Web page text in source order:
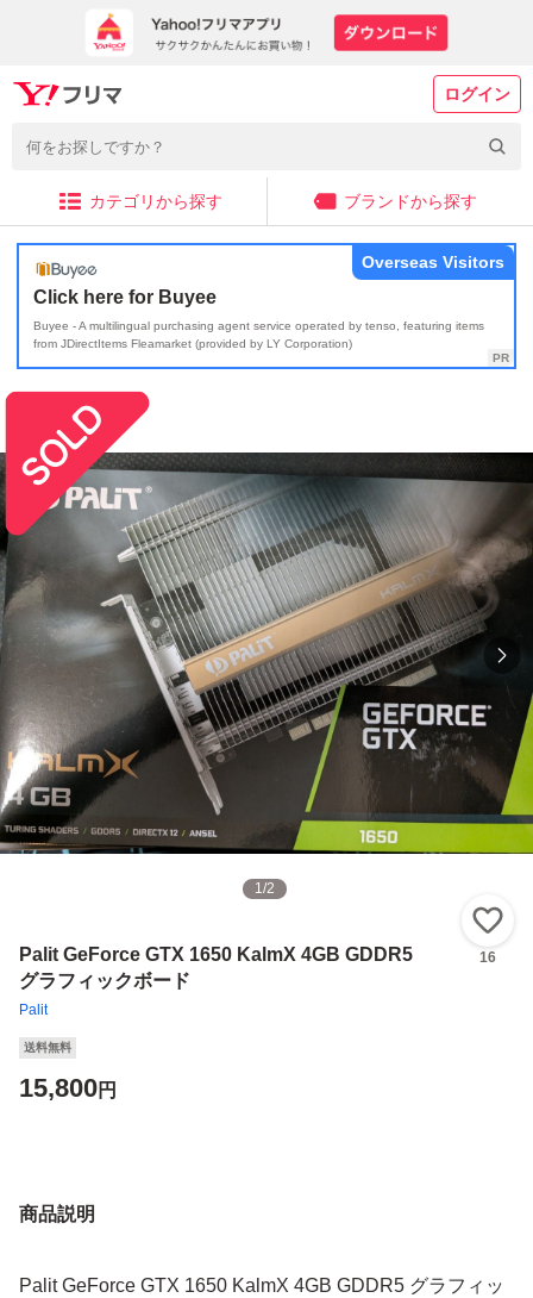
ログイン
カテゴリから探す ブランドから探す
Click here for Buyee
Buyee - A multilingual purchasing agent service operated by tenso, featuring items
from JDirectItems Fleamarket (provided by LY Corporation)
Overseas Visitors
1/2
Palit GeForce GTX 1650 KalmX 4GB GDDR5
グラフィックボード
Palit
16
送料無料
15,800円
商品説明
Palit GeForce GTX 1650 KalmX 4GB GDDR5 グラフィッ